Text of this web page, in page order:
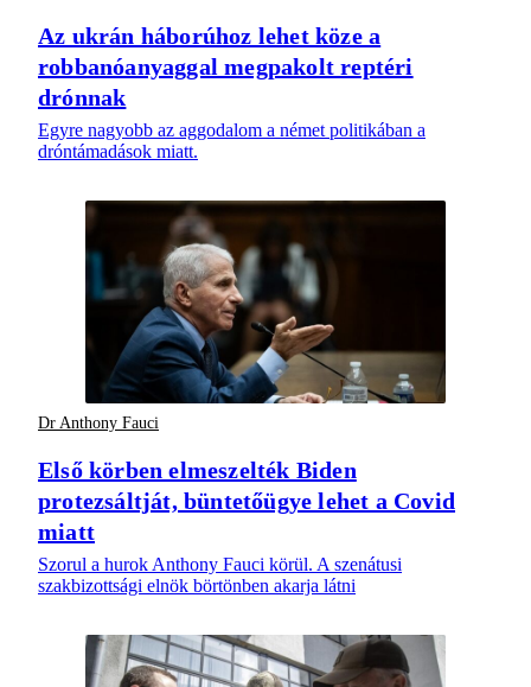
Az ukrán háborúhoz lehet köze a
robbanóanyaggal megpakolt reptéri
drónnak
Egyre nagyobb az aggodalom a német politikában a
dróntámadások miatt.
Dr Anthony Fauci
Első körben elmeszelték Biden
protezsáltját, büntetőügye lehet a Covid
miatt
Szorul a hurok Anthony Fauci körül. A szenátusi
szakbizottsági elnök börtönben akarja látni